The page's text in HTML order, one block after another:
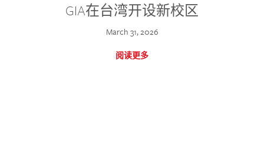
GIA在台湾开设新校区
March 31, 2026
阅读更多